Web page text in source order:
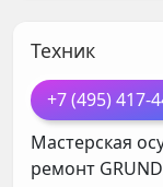
Техник
+7 (495) 417-
Мастерская
ремонт